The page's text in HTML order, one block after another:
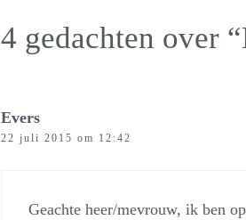
4 gedachten over
Evers
22 juli 2015 om 12:42
Geachte heer/mevrouw, ik ben